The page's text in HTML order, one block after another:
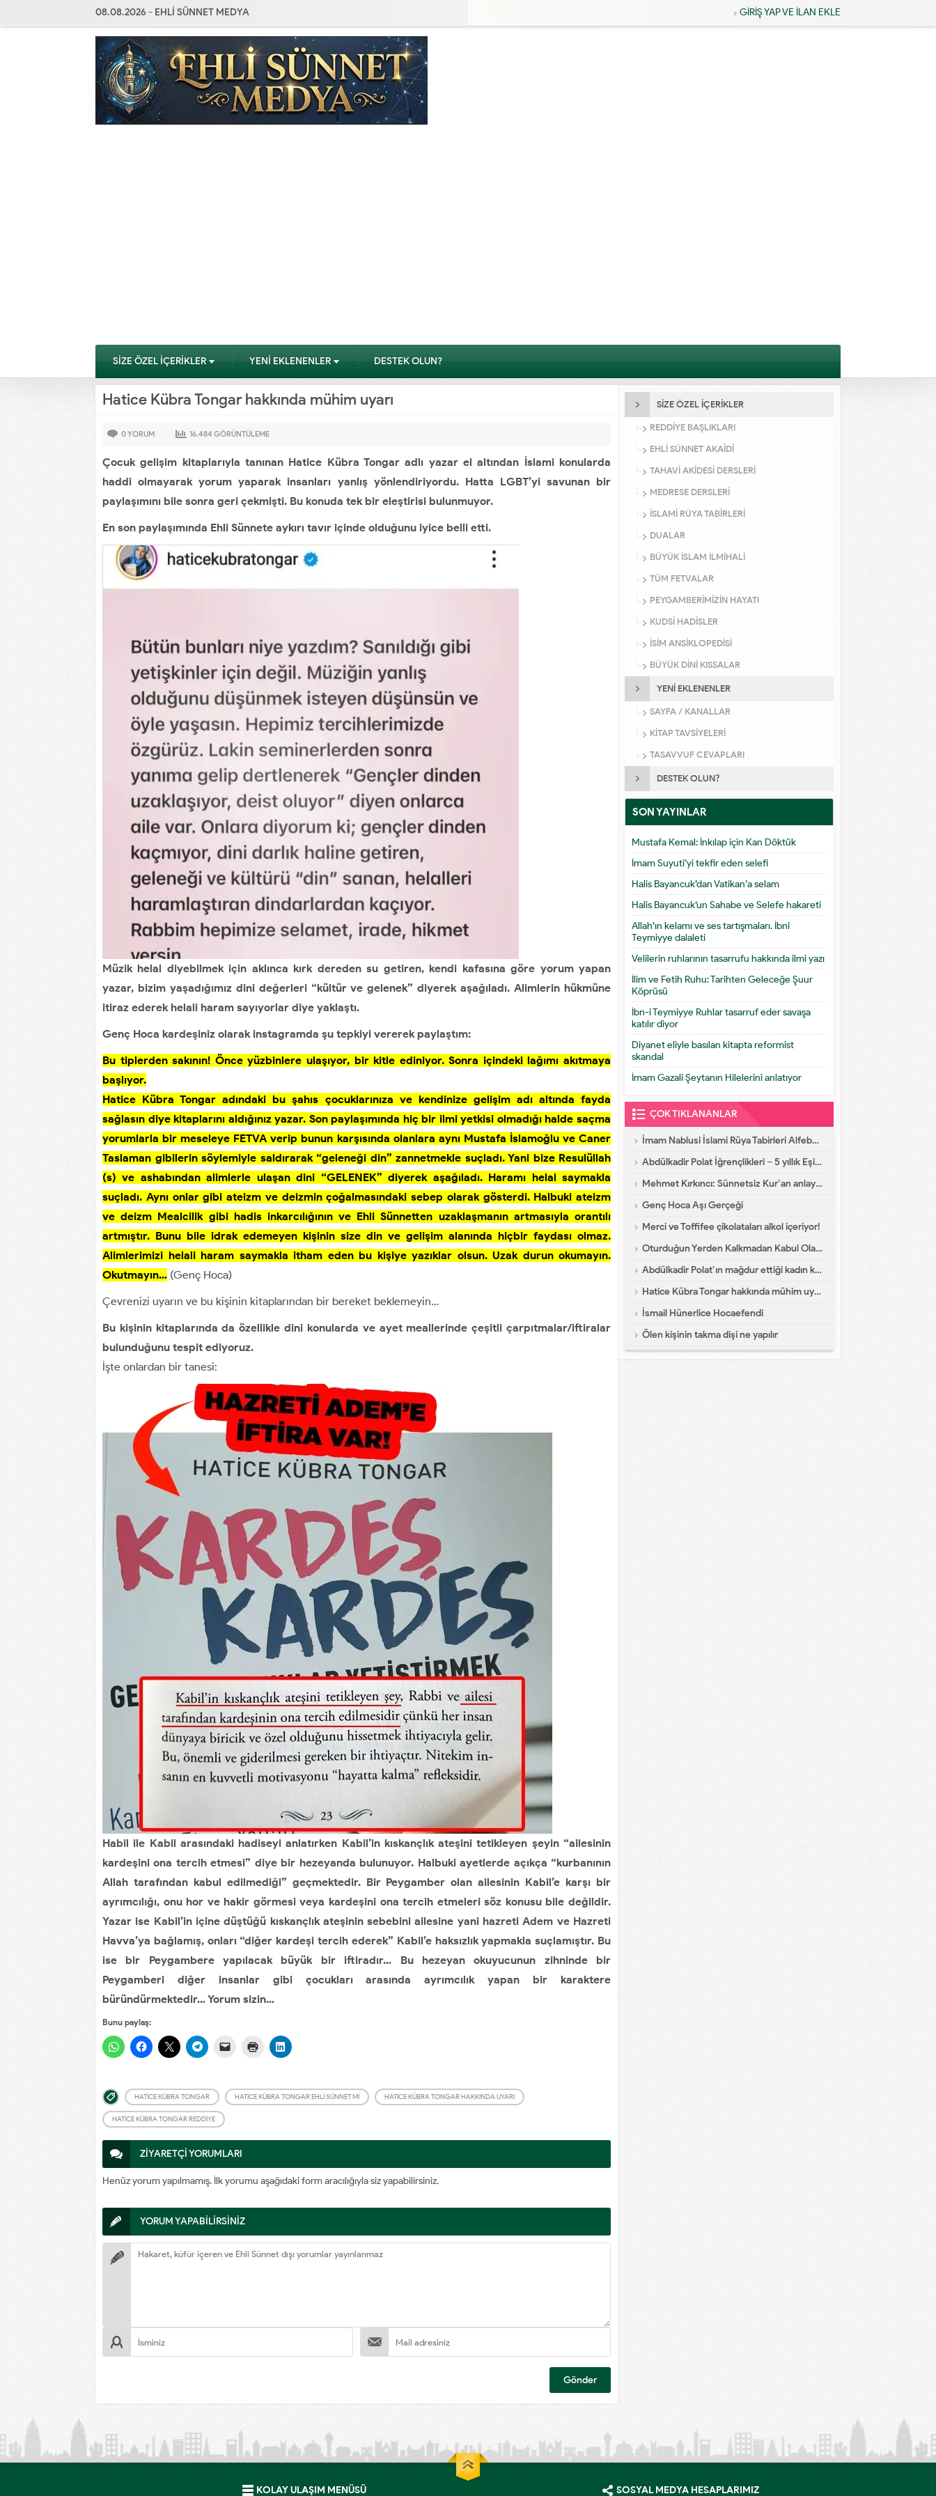
08.08.2026 - EHLİ SÜNNET MEDYA GİRİŞ YAP VE İLAN EKLE
SİZE ÖZEL İÇERİKLER YENİ EKLENENLER DESTEK OLUN?
Hatice Kübra Tongar hakkında mühim uyarı
0YORUM 16.484 GÖRÜNTÜLEME
Çocuk gelişim kitaplarıyla tanınan Hatice Kübra Tongar adlı yazar el altından İslami konularda
haddi olmayarak yorum yaparak insanları yanlış yönlendiriyordu. Hatta LGBT’yi savunan bir
paylaşımını bile sonra geri çekmişti. Bu konuda tek bir eleştirisi bulunmuyor.
En son paylaşımında Ehli Sünnete aykırı tavır içinde olduğunu iyice belli etti.
Müzik helal diyebilmek için aklınca kırk dereden su getiren, kendi kafasına göre yorum yapan
yazar, bizim yaşadığımız dini değerleri “kültür ve gelenek” diyerek aşağıladı. Alimlerin hükmüne
itiraz ederek helali haram sayıyorlar diye yaklaştı.
Genç Hoca kardeşiniz olarak instagramda şu tepkiyi vererek paylaştım:
Bu tiplerden sakının! Önce yüzbinlere ulaşıyor, bir kitle ediniyor. Sonra içindeki lağımı akıtmaya
başlıyor.
Hatice Kübra Tongar adındaki bu şahıs çocuklarınıza ve kendinize gelişim adı altında fayda
sağlasın diye kitaplarını aldığınız yazar. Son paylaşımında hiç bir ilmi yetkisi olmadığı halde saçma
yorumlarla bir meseleye FETVA verip bunun karşısında olanlara aynı Mustafa İslamoğlu ve Caner
Taslaman gibilerin söylemiyle saldırarak “geleneği din” zannetmekle suçladı. Yani bize Resulüllah
(s) ve ashabından alimlerle ulaşan dini “GELENEK” diyerek aşağıladı. Haramı helal saymakla
suçladı. Aynı onlar gibi ateizm ve deizmin çoğalmasındaki sebep olarak gösterdi. Halbuki ateizm
ve deizm Mealcilik gibi hadis inkarcılığının ve Ehli Sünnetten uzaklaşmanın artmasıyla orantılı
artmıştır. Bunu bile idrak edemeyen kişinin size din ve gelişim alanında hiçbir faydası olmaz.
Alimlerimizi helali haram saymakla itham eden bu kişiye yazıklar olsun. Uzak durun okumayın.
Okutmayın… (Genç Hoca)
Çevrenizi uyarın ve bu kişinin kitaplarından bir bereket beklemeyin…
Bu kişinin kitaplarında da özellikle dini konularda ve ayet meallerinde çeşitli çarpıtmalar/iftiralar
bulunduğunu tespit ediyoruz.
İşte onlardan bir tanesi:
Habil ile Kabil arasındaki hadiseyi anlatırken Kabil’in kıskançlık ateşini tetikleyen şeyin “ailesinin
kardeşini ona tercih etmesi” diye bir hezeyanda bulunuyor. Halbuki ayetlerde açıkça “kurbanının
Allah tarafından kabul edilmediği” geçmektedir. Bir Peygamber olan ailesinin Kabil’e karşı bir
ayrımcılığı, onu hor ve hakir görmesi veya kardeşini ona tercih etmeleri söz konusu bile değildir.
Yazar ise Kabil’in içine düştüğü kıskançlık ateşinin sebebini ailesine yani hazreti Adem ve Hazreti
Havva’ya bağlamış, onları “diğer kardeşi tercih ederek” Kabil’e haksızlık yapmakla suçlamıştır. Bu
ise bir Peygambere yapılacak büyük bir iftiradır… Bu hezeyan okuyucunun zihninde bir
Peygamberi diğer insanlar gibi çocukları arasında ayrımcılık yapan bir karaktere
büründürmektedir… Yorum sizin…
Bunu paylaş:
HATICE KÜBRA TONGAR HATICE KÜBRA TONGAR EHLI SÜNNET MI HATICE KÜBRA TONGAR HAKKINDA UYARI
HATICE KÜBRA TONGAR REDDIYE
ZİYARETÇİ YORUMLARI
Henüz yorum yapılmamış. İlk yorumu aşağıdaki form aracılığıyla siz yapabilirsiniz.
YORUM YAPABİLİRSİNİZ
SİZE ÖZEL İÇERİKLER
REDDİYE BAŞLIKLARI
EHLİ SÜNNET AKAİDİ
TAHAVİ AKİDESİ DERSLERİ
MEDRESE DERSLERİ
İSLAMİ RÜYA TABİRLERİ
DUALAR
BÜYÜK İSLAM İLMİHALİ
TÜM FETVALAR
PEYGAMBERİMİZİN HAYATI
KUDSİ HADİSLER
İSİM ANSİKLOPEDİSİ
BÜYÜK DİNİ KISSALAR
YENİ EKLENENLER
SAYFA / KANALLAR
KİTAP TAVSİYELERİ
TASAVVUF CEVAPLARI
DESTEK OLUN?
SON YAYINLAR
Mustafa Kemal: İnkılap için Kan Döktük
İmam Suyuti’yi tekfir eden selefi
Halis Bayancuk’dan Vatikan’a selam
Halis Bayancuk’un Sahabe ve Selefe hakareti
Allah’ın kelamı ve ses tartışmaları. İbni
Teymiyye dalaleti
Velilerin ruhlarının tasarrufu hakkında ilmi yazı
İlim ve Fetih Ruhu: Tarihten Geleceğe Şuur
Köprüsü
İbn-i Teymiyye Ruhlar tasarruf eder savaşa
katılır diyor
Diyanet eliyle basılan kitapta reformist
skandal
İmam Gazali Şeytanın Hilelerini anlatıyor
ÇOK TIKLANANLAR
İmam Nablusi İslami Rüya Tabirleri Alfebatik Sıra
Abdülkadir Polat İğrençlikleri – 5 yıllık Eşinin İtirafları
Mehmet Kırkıncı: Sünnetsiz Kur’an anlayışı hastalıktır, dalalettir!
Genç Hoca Aşı Gerçeği
Merci ve Toffifee çikolataları alkol içeriyor!
Oturduğun Yerden Kalkmadan Kabul Olacak Dua
Abdülkadir Polat’ın mağdur ettiği kadın konuştu
Hatice Kübra Tongar hakkında mühim uyarı
İsmail Hünerlice Hocaefendi
Ölen kişinin takma dişi ne yapılır
KOLAY ULAŞIM MENÜSÜ SOSYAL MEDYA HESAPLARIMIZ